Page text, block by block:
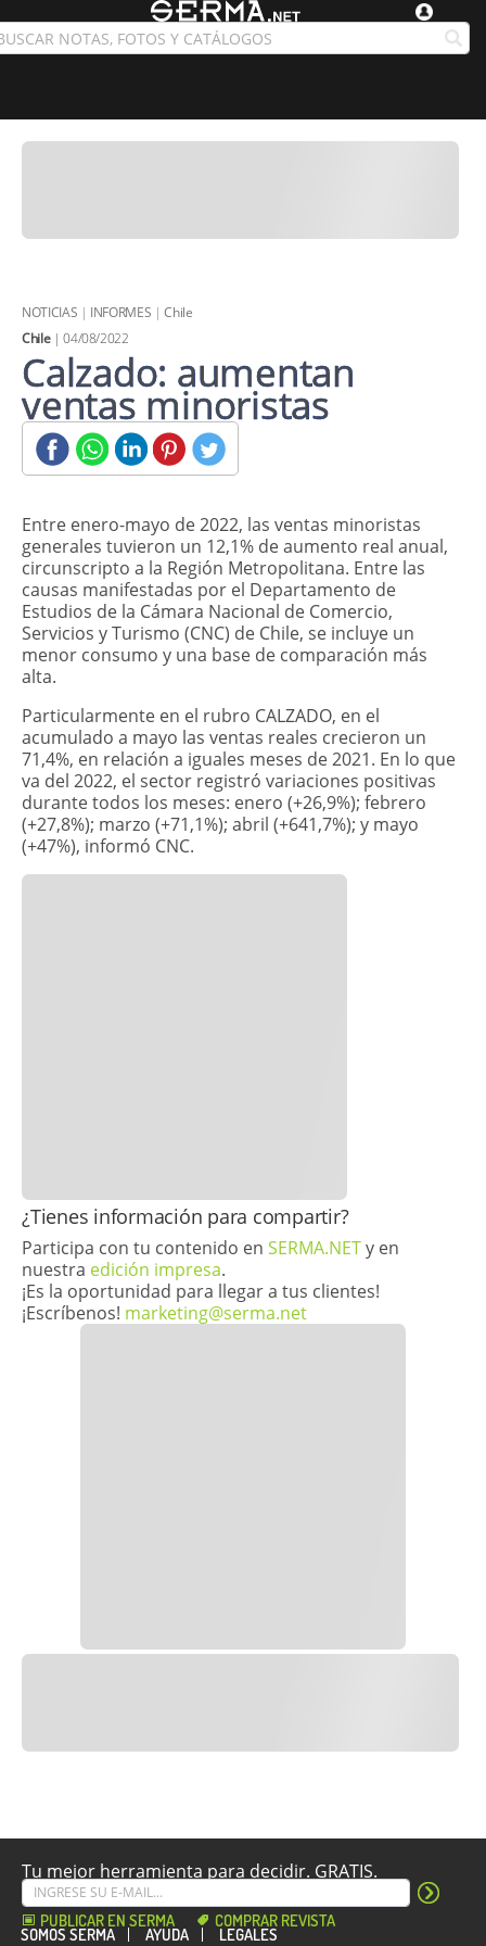
NOTICIAS | INFORMES |Chile
Chile| 04/08/2022
Calzado: aumentan
ventas minoristas
​Entre enero-mayo de 2022, las ventas minoristas
generales tuvieron un 12,1% de aumento real anual,
circunscripto a la Región Metropolitana. Entre las
causas manifestadas por el Departamento de
Estudios de la Cámara Nacional de Comercio,
Servicios y Turismo (CNC) de Chile, se incluye un
menor consumo y una base de comparación más
alta.
Particularmente en el rubro CALZADO, en el
acumulado a mayo las ventas reales crecieron un
71,4%, en relación a iguales meses de 2021. En lo que
va del 2022, el sector registró variaciones positivas
durante todos los meses: enero (+26,9%); febrero
(+27,8%); marzo (+71,1%); abril (+641,7%); y mayo
(+47%), informó CNC.
​​​¿Tienes información para compartir?
Participa con tu contenido en SERMA.NETy en
nuestra edición impresa.
¡Es la oportunidad para llegar a tus clientes!
¡Escríbenos! marketing@serma.net
Tu mejor herramienta para decidir. GRATIS.
PUBLICAR EN SERMA COMPRAR REVISTA
SOMOS SERMA AYUDA LEGALES